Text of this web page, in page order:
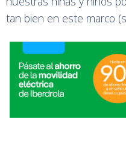
tan bien en este marco